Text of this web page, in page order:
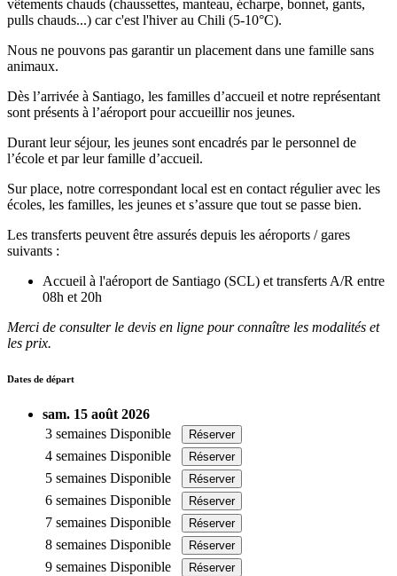
vêtements chauds (chaussettes, manteau, écharpe, bonnet, gants,
pulls chauds...) car c'est l'hiver au Chili (5-10°C).
Nous ne pouvons pas garantir un placement dans une famille sans
animaux.
Dès l’arrivée à Santiago, les familles d’accueil et notre représentant
sont présents à l’aéroport pour accueillir nos jeunes.
Durant leur séjour, les jeunes sont encadrés par le personnel de
l’école et par leur famille d’accueil.
Sur place, notre correspondant local est en contact régulier avec les
écoles, les familles, les jeunes et s’assure que tout se passe bien.
Les transferts peuvent être assurés depuis les aéroports / gares
suivants :
Accueil à l'aéroport de Santiago (SCL) et transferts A/R entre
08h et 20h
Merci de consulter le devis en ligne pour connaître les modalités et
les prix.
Dates de départ
sam. 15 août 2026
3 semaines Disponible Réserver
4 semaines Disponible Réserver
5 semaines Disponible Réserver
6 semaines Disponible Réserver
7 semaines Disponible Réserver
8 semaines Disponible Réserver
9 semaines Disponible Réserver